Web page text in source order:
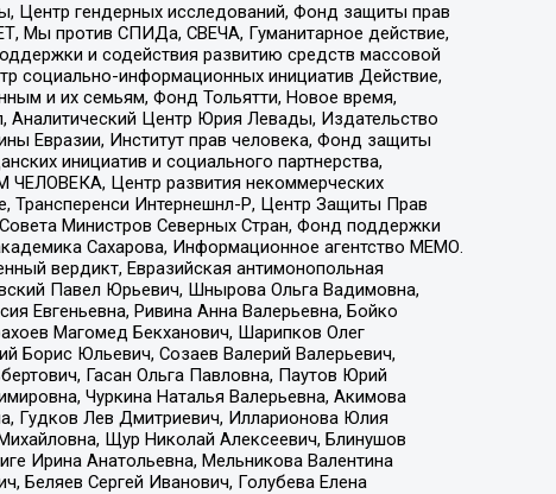
Центр гендерных исследований, Фонд защиты прав
Мы против СПИДа, СВЕЧА, Гуманитарное действие,
и содействия развитию средств массовой
социально-информационных инициатив Действие,
и их семьям, Фонд Тольятти, Новое время,
Аналитический Центр Юрия Левады, Издательство
Евразии, Институт прав человека, Фонд защиты
инициатив и социального партнерства,
Центр развития некоммерческих
Трансперенси Интернешнл-Р, Центр Защиты Прав
Министров Северных Стран, Фонд поддержки
Сахарова, Информационное агентство МЕМО.
вердикт, Евразийская антимонопольная
Павел Юрьевич, Шнырова Ольга Вадимовна,
Евгеньевна, Ривина Анна Валерьевна, Бойко
Магомед Бекханович, Шарипков Олег
Борис Юльевич, Созаев Валерий Валерьевич,
Гасан Ольга Павловна, Паутов Юрий
Чуркина Наталья Валерьевна, Акимова
Гудков Лев Дмитриевич, Илларионова Юлия
Щур Николай Алексеевич, Блинушов
Ирина Анатольевна, Мельникова Валентина
Беляев Сергей Иванович, Голубева Елена